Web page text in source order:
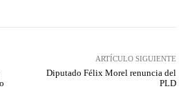
ARTÍCULO SIGUIENTE
Diputado Félix Morel renuncia del
PLD